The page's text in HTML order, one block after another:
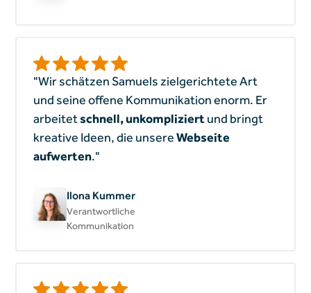
"Wir schätzen Samuels zielgerichtete Art
und seine offene Kommunikation enorm. Er
arbeitetschnell, unkompliziert und bringt
kreative Ideen, die unsereWebseite
aufwerten."
Ilona Kummer
Verantwortliche
Kommunikation